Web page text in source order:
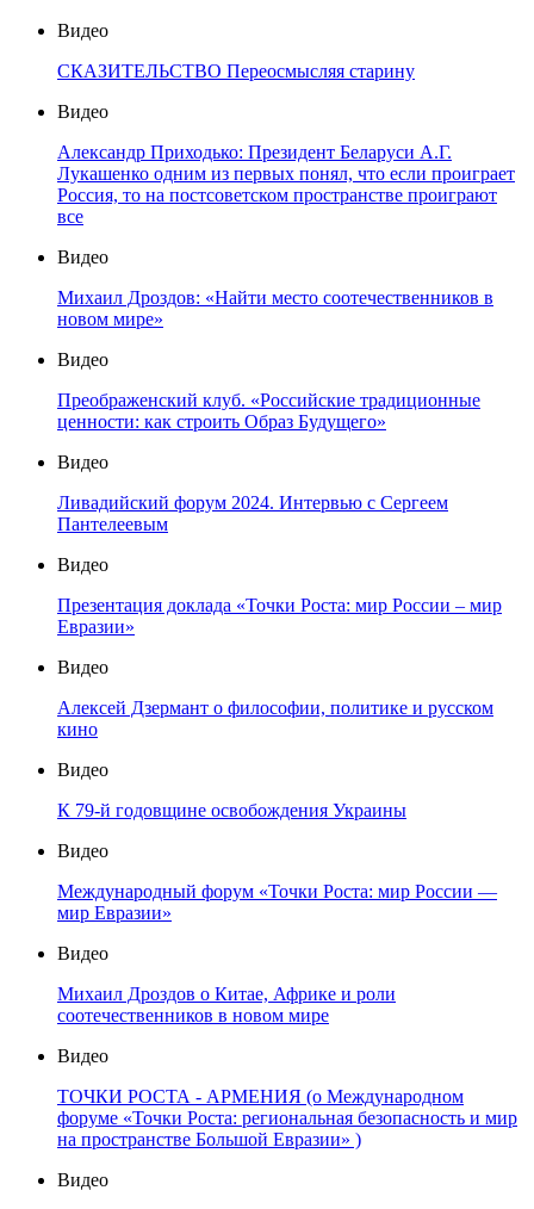
Видео
СКАЗИТЕЛЬСТВО Переосмысляя старину
Видео
Александр Приходько: Президент Беларуси А.Г.
Лукашенко одним из первых понял, что если проиграет
Россия, то на постсоветском пространстве проиграют
все
Видео
Михаил Дроздов: «Найти место соотечественников в
новом мире»
Видео
Преображенский клуб. «Российские традиционные
ценности: как строить Образ Будущего»
Видео
Ливадийский форум 2024. Интервью с Сергеем
Пантелеевым
Видео
Презентация доклада «Точки Роста: мир России – мир
Евразии»
Видео
Алексей Дзермант о философии, политике и русском
кино
Видео
К 79-й годовщине освобождения Украины
Видео
Международный форум «Точки Роста: мир России —
мир Евразии»
Видео
Михаил Дроздов о Китае, Африке и роли
соотечественников в новом мире
Видео
ТОЧКИ РОСТА - АРМЕНИЯ (о Международном
форуме «Точки Роста: региональная безопасность и мир
на пространстве Большой Евразии» )
Видео